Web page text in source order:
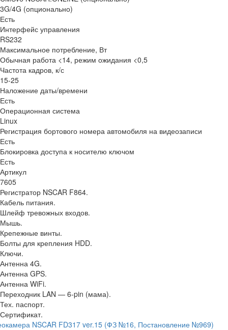
3G/4G (опционально)
Есть
Интерфейс управления
RS232
Максимальное потребление, Вт
Обычная работа <14, режим ожидания <0,5
Частота кадров, к/с
15-25
Наложение даты/времени
Есть
Операционная система
Linux
Регистрация бортового номера автомобиля на видеозаписи
Есть
Блокировка доступа к носителю ключом
Есть
Артикул
7605
Регистратор NSCAR F864.
Кабель питания.
Шлейф тревожных входов.
Мышь.
Крепежные винты.
Болты для крепления HDD.
Ключи.
Антенна 4G.
Антенна GPS.
Антенна WiFi.
Переходник LAN — 6-pin (мама).
Тех. паспорт.
Сертификат.
NSCAR FD317 ver.15 (ФЗ №16, Постановление №969)